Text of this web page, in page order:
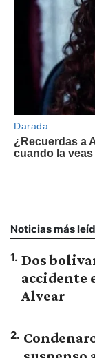
Noticias más
1. Dos
accidente
Alvear
2.